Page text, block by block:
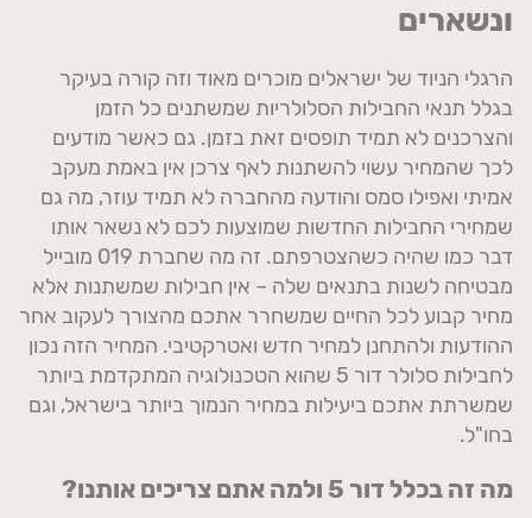
ונשארים
הרגלי הניוד של ישראלים מוכרים מאוד וזה קורה בעיקר
בגלל תנאי החבילות הסלולריות שמשתנים כל הזמן
והצרכנים לא תמיד תופסים זאת בזמן. גם כאשר מודעים
לכך שהמחיר עשוי להשתנות לאף צרכן אין באמת מעקב
אמיתי ואפילו סמס והודעה מהחברה לא תמיד עוזר, מה גם
שמחירי החבילות החדשות שמוצעות לכם לא נשאר אותו
דבר כמו שהיה כשהצטרפתם. זה מה שחברת 019 מובייל
מבטיחה לשנות בתנאים שלה – אין חבילות שמשתנות אלא
מחיר קבוע לכל החיים שמשחרר אתכם מהצורך לעקוב אחר
ההודעות ולהתחנן למחיר חדש ואטרקטיבי. המחיר הזה נכון
לחבילות סלולר דור 5 שהוא הטכנולוגיה המתקדמת ביותר
שמשרתת אתכם ביעילות במחיר הנמוך ביותר בישראל, וגם
בחו"ל.
מה זה בכלל דור 5 ולמה אתם צריכים אותנו?